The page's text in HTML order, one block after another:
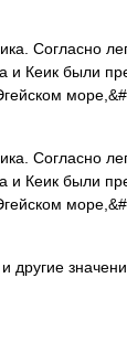
Согласно
и Кеик были
Согласно
и Кеик были
другие